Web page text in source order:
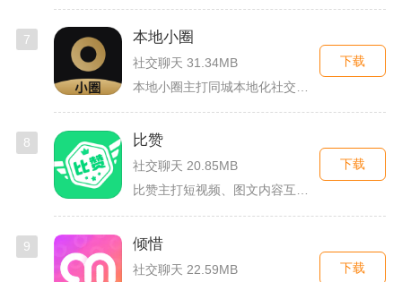
7 本地小圈
社交聊天 31.34MB
下载
8 比赞
社交聊天 20.85MB
比赞主打短视频、图文内容互动与创作者福利回馈，日常碎片时间打...
下载
9 倾惜
社交聊天 22.59MB
下载